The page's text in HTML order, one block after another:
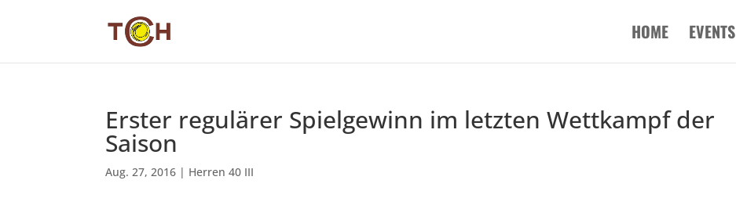
HOME EVENTS
Erster regulärer Spielgewinn im letzten Wettkampf der
Saison
Aug. 27, 2016 | Herren 40 III